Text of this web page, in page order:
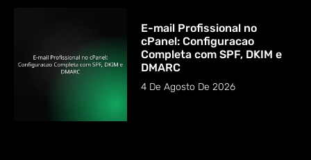
E-mail Profissional no
cPanel: Configuracao
Completa com SPF, DKIM e
DMARC
4 De Agosto De 2026